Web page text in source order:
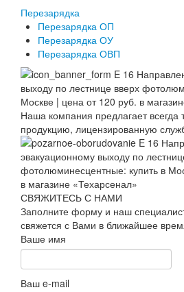
Перезарядка
Перезарядка ОП
Перезарядка ОУ
Перезарядка ОВП
Наша компания предлагает всегда
продукцию, лицензированную
СВЯЖИТЕСЬ С НАМИ
Заполните форму и наш
свяжется с Вами в ближайшее
Ваше имя
Ваш e-mail